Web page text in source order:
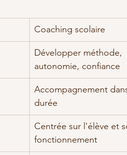
Coaching scolaire
Développer méthode,
autonomie, confiance
Accompagnement
durée
Centrée sur l'élève et
fonctionnement